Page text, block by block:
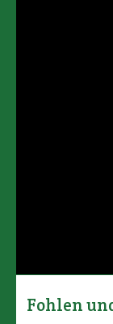
Fohlen